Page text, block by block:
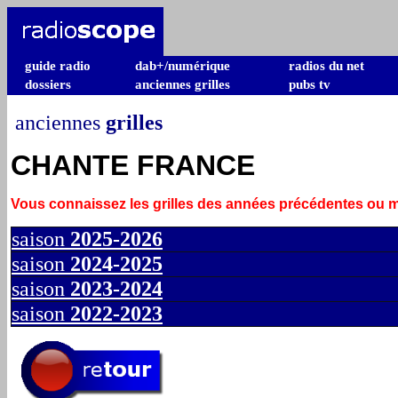
guide radio dab+/numérique
radios du net
dossiers
anciennes grilles pubs tv
anciennes grilles
CHANTE FRANCE
Vous connaissez les grilles des années précédentes ou
saison 2025-2026
saison 2024-2025
saison 2023-2024
saison 2022-2023